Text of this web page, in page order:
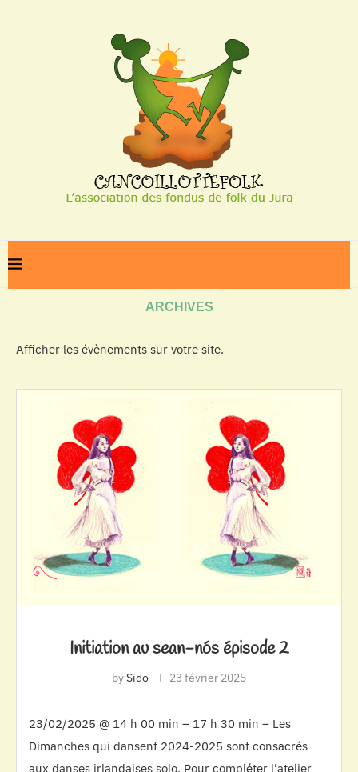
ARCHIVES
Afficher les évènements sur votre site.
Initiation au sean-nós épisode 2
bySido 23 février 2025
23/02/2025 @ 14 h 00 min – 17 h 30 min – Les
Dimanches qui dansent 2024-2025 sont consacrés
aux danses irlandaises solo. Pour compléter l’atelier